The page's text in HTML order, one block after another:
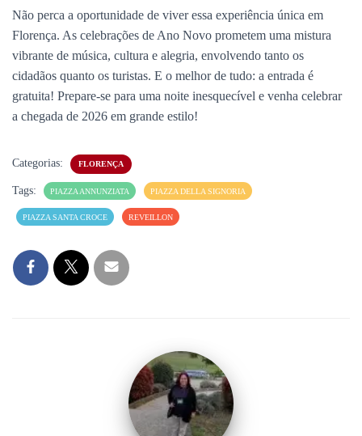
Não perca a oportunidade de viver essa experiência única em
Florença. As celebrações de Ano Novo prometem uma mistura
vibrante de música, cultura e alegria, envolvendo tanto os
cidadãos quanto os turistas. E o melhor de tudo: a entrada é
gratuita! Prepare-se para uma noite inesquecível e venha celebrar
a chegada de 2026 em grande estilo!
Categorias: FLORENÇA
Tags: PIAZZA ANNUNZIATA PIAZZA DELLA SIGNORIA
PIAZZA SANTA CROCE REVEILLON